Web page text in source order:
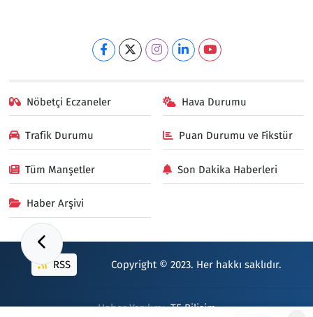
Nöbetçi Eczaneler Hava Durumu
Trafik Durumu Puan Durumu ve Fikstür
Tüm Manşetler Son Dakika Haberleri
Haber Arşivi
RSS Copyright © 2023. Her hakkı saklıdır.
Haber Yazılımı:TE Bilişim